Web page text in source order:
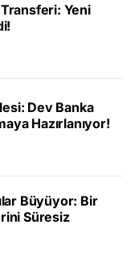
Yeni
Dev Banka
Hazırlanıyor!
Büyüyor: Bir
Süresiz